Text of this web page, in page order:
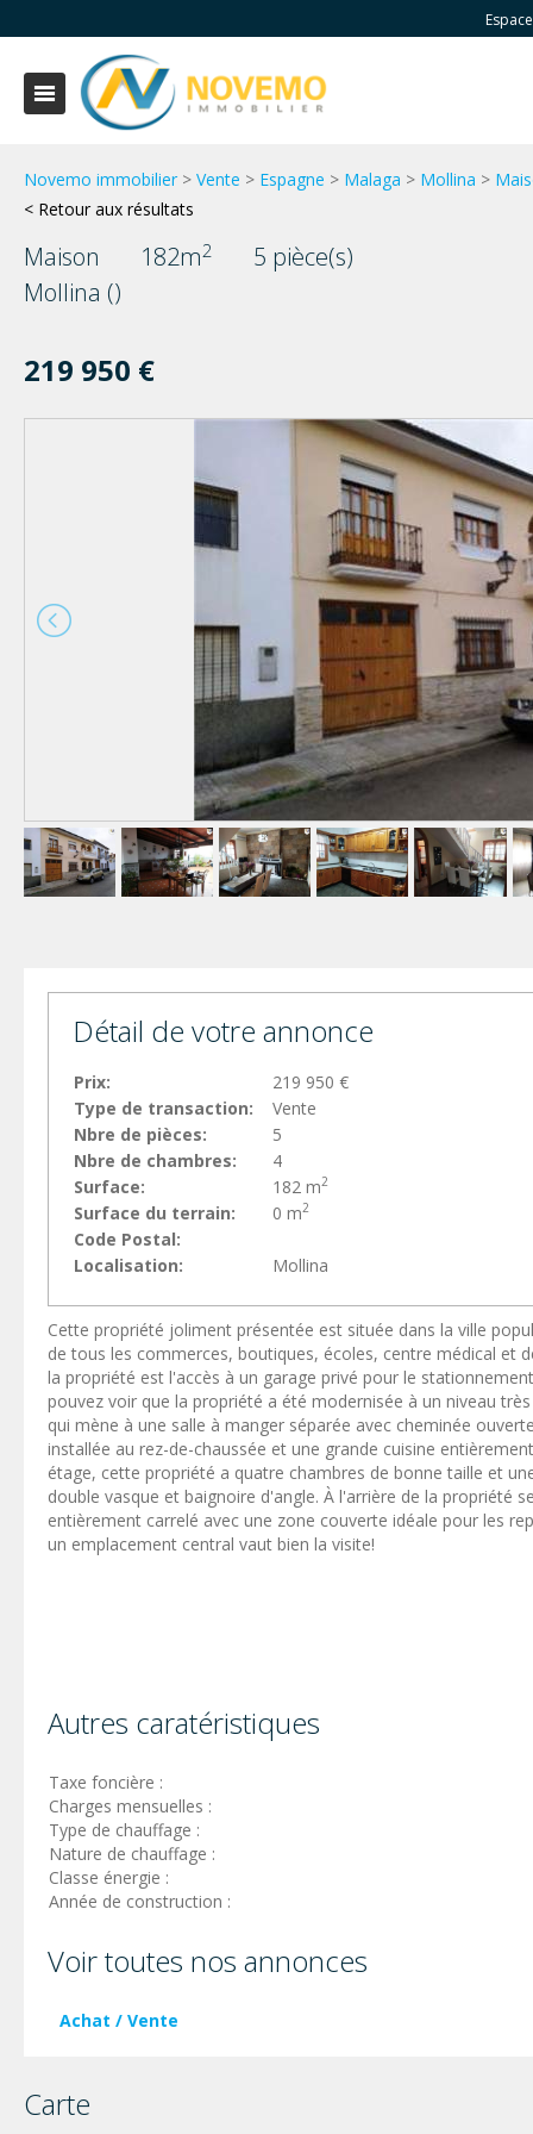
Novemo immobilier > Vente > Espagne > Malaga > Mollina >
< Retour aux résultats
Maison 182m2
5 pièce(s)
Mollina ()
219 950 €
Détail de votre annonce
Prix:
219 950 €
Type de transaction:
Vente
Nbre de pièces:
5
Nbre de chambres:
4
Surface:
182 m2
Surface du terrain: 0 m2
Code Postal:
Localisation:
Mollina
Cette propriété joliment présentée est située dans la ville
de tous les commerces, boutiques, écoles, centre médical et
la propriété est l'accès à un garage privé pour le
pouvez voir que la propriété a été modernisée à un niveau
qui mène à une salle à manger séparée avec cheminée
installée au rez-de-chaussée et une grande cuisine
étage, cette propriété a quatre chambres de bonne taille et
double vasque et baignoire d'angle. À l'arrière de la propriété
entièrement carrelé avec une zone couverte idéale pour les
un emplacement central vaut bien la visite!
Autres caratéristiques
Taxe foncière :
Charges mensuelles :
Type de chauffage :
Nature de chauffage :
Classe énergie :
Année de construction :
Voir toutes nos annonces
Achat / Vente
Carte